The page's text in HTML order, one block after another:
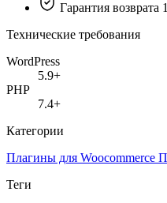
Гарантия возврата
Технические требования
WordPress
5.9+
PHP
7.4+
Категории
Плагины для Woocommerce
Теги